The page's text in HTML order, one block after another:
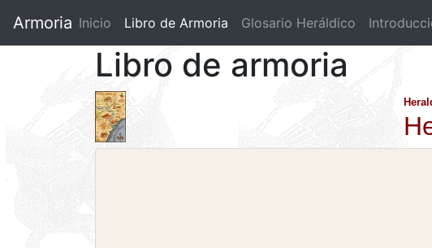
Armoria Inicio Libro de Armoria (current)
Glosario Heráldico
Libro de armoria